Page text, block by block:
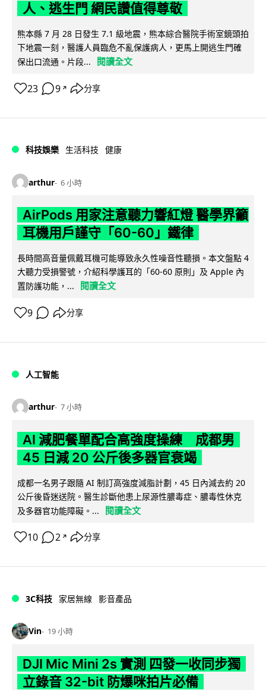
人、逃生門 網民讚值得尊敬
熊本縣 7 月 28 日發生 7.1 級地震，熊本綜合醫院手術室鏡頭拍
下地震一刻，醫護人員臨危不亂保護病人，更馬上開逃生門確
保出口流通。片段...
閱讀全文
23 9 ↗ 分享
科技娛樂 生活科技 健康
arthur 6 小時
AirPods 用家注意聽力響紅燈 醫學界籲
耳機用戶謹守「60-60」鐵律
長時間高音量佩戴耳機可能導致永久性噪音性聽損。本文盤點 4
大聽力受損警號，介紹科學護耳的「60-60 原則」及 Apple 內
置防護功能，...
閱讀全文
9 分享
人工智能
arthur 7 小時
AI 減肥餐單配合高強度操練 成都男
45 日減 20 公斤後多器官衰竭
成都一名男子跟隨 AI 制訂高強度減脂計劃，45 日內減去約 20
公斤後昏迷送院。醫生診斷他患上尿源性膿毒症、膿毒性休克
及多器官功能障礙。...
閱讀全文
10 2 ↗ 分享
3C科技 家居無線 影音產品
Vin 19 小時
DJI Mic Mini 2s 實測 四發一收同步獨
立錄音 32-bit 防爆咪拍片必備